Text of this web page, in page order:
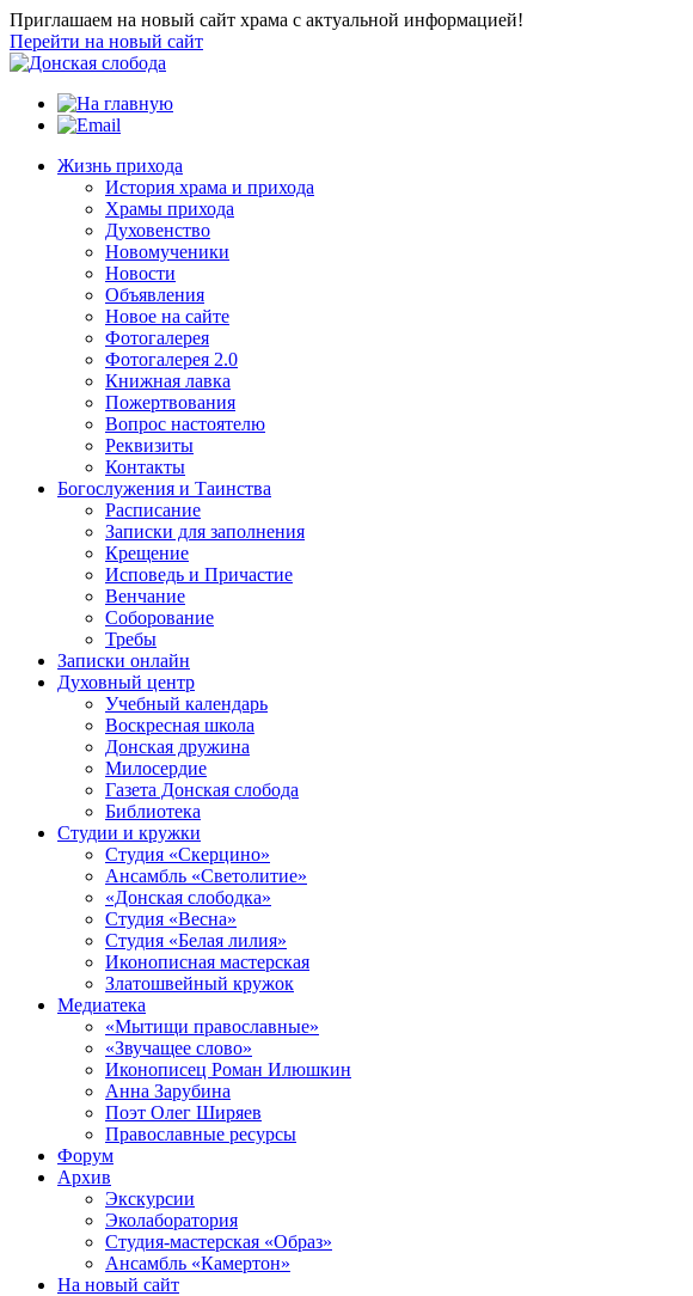
Приглашаем на новый сайт храма с актуальной информацией!
Перейти на новый сайт
Жизнь прихода
История храма и прихода
Храмы прихода
Духовенство
Новомученики
Новости
Объявления
Новое на сайте
Фотогалерея
Фотогалерея 2.0
Книжная лавка
Пожертвования
Вопрос настоятелю
Реквизиты
Контакты
Богослужения и Таинства
Расписание
Записки для заполнения
Крещение
Исповедь и Причастие
Венчание
Соборование
Требы
Записки онлайн
Духовный центр
Учебный календарь
Воскресная школа
Донская дружина
Милосердие
Газета Донская слобода
Библиотека
Студии и кружки
Студия «Скерцино»
Ансамбль «Светолитие»
«Донская слободка»
Студия «Весна»
Студия «Белая лилия»
Иконописная мастерская
Златошвейный кружок
Медиатека
«Мытищи православные»
«Звучащее слово»
Иконописец Роман Илюшкин
Анна Зарубина
Поэт Олег Ширяев
Православные ресурсы
Форум
Архив
Экскурсии
Эколаборатория
Студия-мастерская «Образ»
Ансамбль «Камертон»
На новый сайт